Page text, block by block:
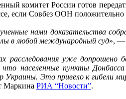
комитет России готов
если Совбез ООН
нами доказательства
в любой международный суд», —
расследования уже допрошено
что населенные пункты
Украины. Это привело к гибели
Маркина РИА “Новости”.